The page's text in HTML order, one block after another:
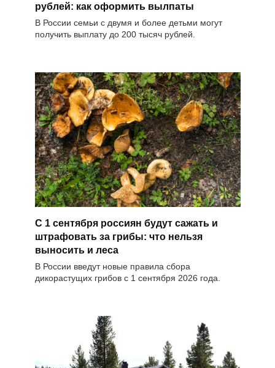
рублей: как оформить вылпаты
В России семьи с двумя и более детьми могут
получить выплату до 200 тысяч рублей.
С 1 сентября россиян будут сажать и
штрафовать за грибы: что нельзя
выносить и леса
В России введут новые правила сбора
дикорастущих грибов с 1 сентября 2026 года.